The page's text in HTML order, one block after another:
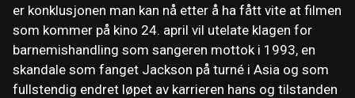
er konklusjonen man kan nå etter å ha fått vite at filmen
som kommer på kino 24. april vil utelate klagen for
barnemishandling som sangeren mottok i 1993, en
skandale som fanget Jackson på turné i Asia og som
fullstendig endret løpet av karrieren hans og tilstanden